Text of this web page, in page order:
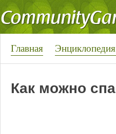
Главная
Как можно